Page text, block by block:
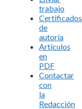
trabajo
Certificados
de
autoría
Artículos
en
PDF
Contactar
con
la
Redacción